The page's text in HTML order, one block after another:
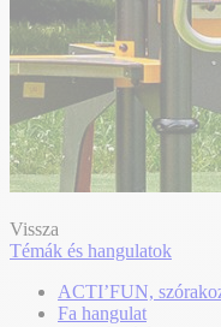
Vissza
Témák és hangulatok
ACTI’FUN,
Fa hangulat